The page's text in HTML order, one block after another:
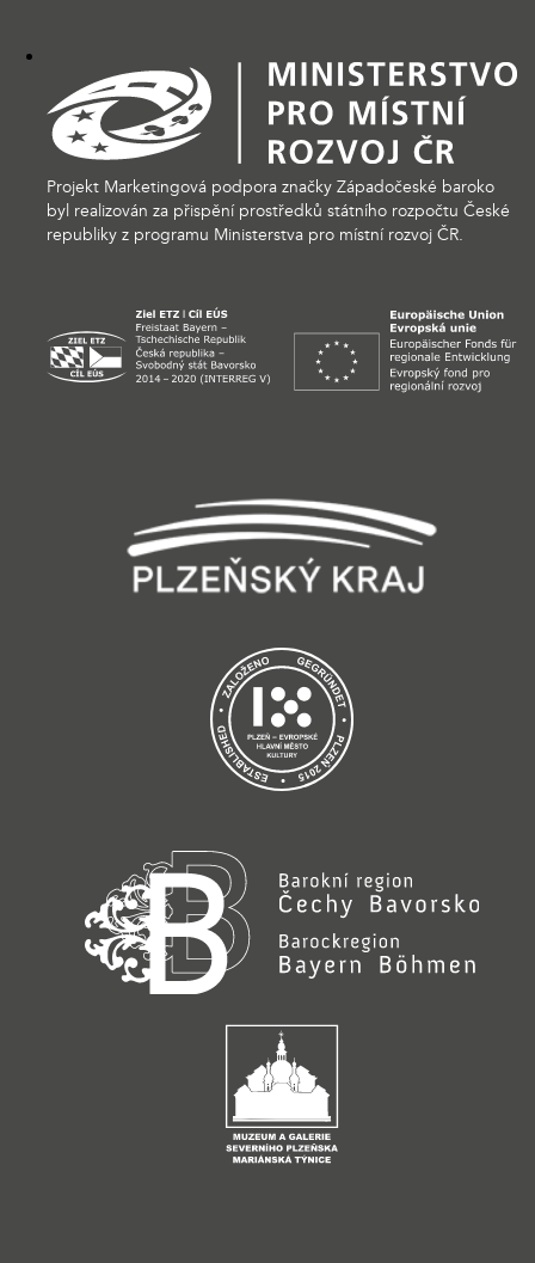
Projekt Marketingová podpora značky Západočeské baroko
byl realizován za přispění prostředků státního rozpočtu České
republiky z programu Ministerstva pro místní rozvoj ČR.